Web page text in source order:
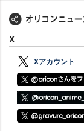
X
Xアカウント